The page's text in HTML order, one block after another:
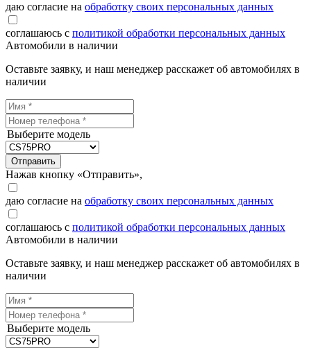
даю согласие на обработку своих персональных данных
соглашаюсь с политикой обработки персональных данных
Автомобили в наличии
Оставьте заявку, и наш менеджер расскажет об автомобилях в
наличии
Выберите модель
Отправить
Нажав кнопку «Отправить»,
даю согласие на обработку своих персональных данных
соглашаюсь с политикой обработки персональных данных
Автомобили в наличии
Оставьте заявку, и наш менеджер расскажет об автомобилях в
наличии
Выберите модель